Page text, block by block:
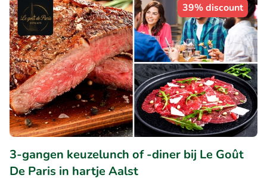
39% discount
3-gangen keuzelunch of -diner bij Le Goût
De Paris in hartje Aalst